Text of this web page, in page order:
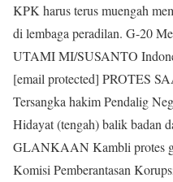
KPK harus terus muengah
di lembaga peradilan. G-20
UTAMI MI/SUSANTO
[email protected] PROTES
Tersangka hakim Pendalig
Hidayat (tengah) balik badan
GLANKAAN Kambli protes
Komisi Pemberantasan